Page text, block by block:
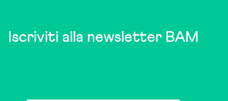
Iscriviti alla newsletter BAM